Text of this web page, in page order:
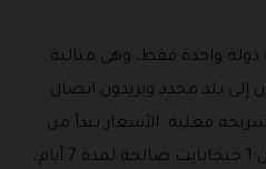
واحدة فقط، وهي مثالية
بلد محدد ويريدون اتصال
فعلية. الأسعار تبدأ من
حوالي 5.5 دولار أمريكي مقابل 1 جيجابايت صالحة لمدة 7 أيام،